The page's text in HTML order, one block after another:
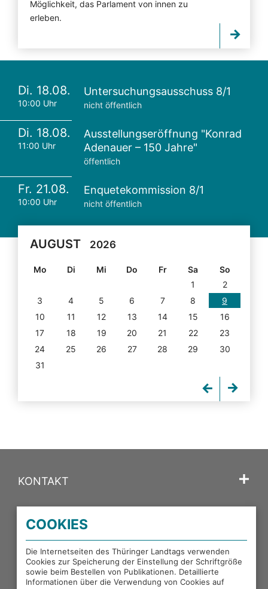
Möglichkeit, das Parlament von innen zu
erleben.
Di. 18.08.
10:00 Uhr
Untersuchungsausschuss 8/1
nicht öffentlich
Di. 18.08.
11:00 Uhr
Ausstellungseröffnung "Konrad
Adenauer – 150 Jahre"
öffentlich
Fr. 21.08.
10:00 Uhr
Enquetekommission 8/1
nicht öffentlich
AUGUST 2026
Mo Di Mi Do Fr Sa
So
1
2
3
4 5 6 7 8
9
10
11 12 13 14 15
16
17
18 19 20 21 22
23
24
25 26 27 28 29
30
31
KONTAKT
PORTALE DES THÜRINGER LANDTAGS
EXTERNE LINKS
COOKIES
Die Internetseiten des Thüringer Landtags verwenden
Cookies zur Speicherung der Einstellung der Schriftgröße
sowie beim Bestellen von Publikationen. Detaillierte
Informationen über die Verwendung von Cookies auf